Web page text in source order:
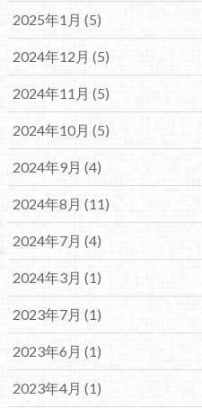
2025年1月 (5)
2024年12月 (5)
2024年11月 (5)
2024年10月 (5)
2024年9月 (4)
2024年8月 (11)
2024年7月 (4)
2024年3月 (1)
2023年7月 (1)
2023年6月 (1)
2023年4月 (1)